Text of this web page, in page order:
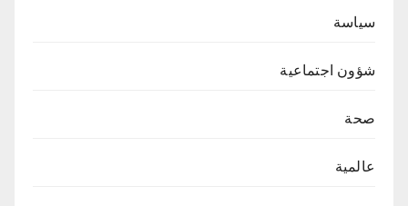
سياسة
شؤون اجتماعية
صحة
عالمية